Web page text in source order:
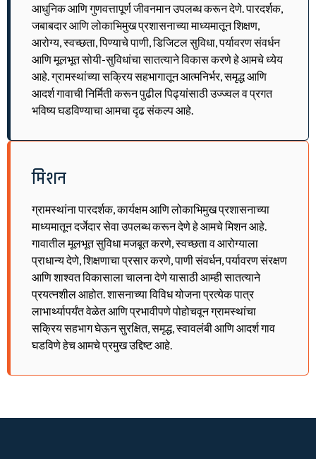
आधुनिक आणि गुणवत्तापूर्ण जीवनमान उपलब्ध करून देणे. पारदर्शक,
जबाबदार आणि लोकाभिमुख प्रशासनाच्या माध्यमातून शिक्षण,
आरोग्य, स्वच्छता, पिण्याचे पाणी, डिजिटल सुविधा, पर्यावरण संवर्धन
आणि मूलभूत सोयी-सुविधांचा सातत्याने विकास करणे हे आमचे ध्येय
आहे. ग्रामस्थांच्या सक्रिय सहभागातून आत्मनिर्भर, समृद्ध आणि
आदर्श गावाची निर्मिती करून पुढील पिढ्यांसाठी उज्ज्वल व प्रगत
भविष्य घडविण्याचा आमचा दृढ संकल्प आहे.
मिशन
ग्रामस्थांना पारदर्शक, कार्यक्षम आणि लोकाभिमुख प्रशासनाच्या
माध्यमातून दर्जेदार सेवा उपलब्ध करून देणे हे आमचे मिशन आहे.
गावातील मूलभूत सुविधा मजबूत करणे, स्वच्छता व आरोग्याला
प्राधान्य देणे, शिक्षणाचा प्रसार करणे, पाणी संवर्धन, पर्यावरण संरक्षण
आणि शाश्वत विकासाला चालना देणे यासाठी आम्ही सातत्याने
प्रयत्नशील आहोत. शासनाच्या विविध योजना प्रत्येक पात्र
लाभार्थ्यापर्यंत वेळेत आणि प्रभावीपणे पोहोचवून ग्रामस्थांचा
सक्रिय सहभाग घेऊन सुरक्षित, समृद्ध, स्वावलंबी आणि आदर्श गाव
घडविणे हेच आमचे प्रमुख उद्दिष्ट आहे.